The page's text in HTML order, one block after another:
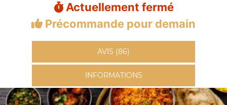
Actuellement fermé
Précommande pour demain
AVIS (86)
INFORMATIONS